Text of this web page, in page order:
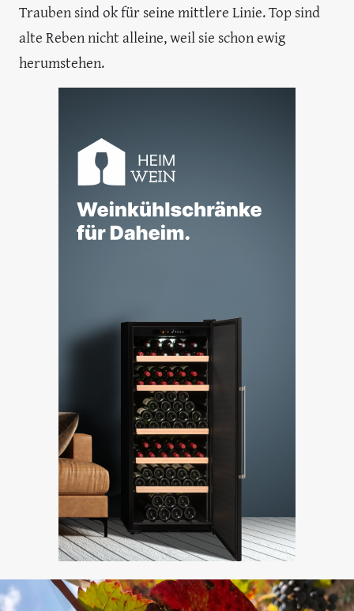
Trauben sind ok für seine mittlere Linie. Top sind
alte Reben nicht alleine, weil sie schon ewig
herumstehen.